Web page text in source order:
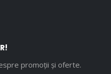
promoții și oferte.